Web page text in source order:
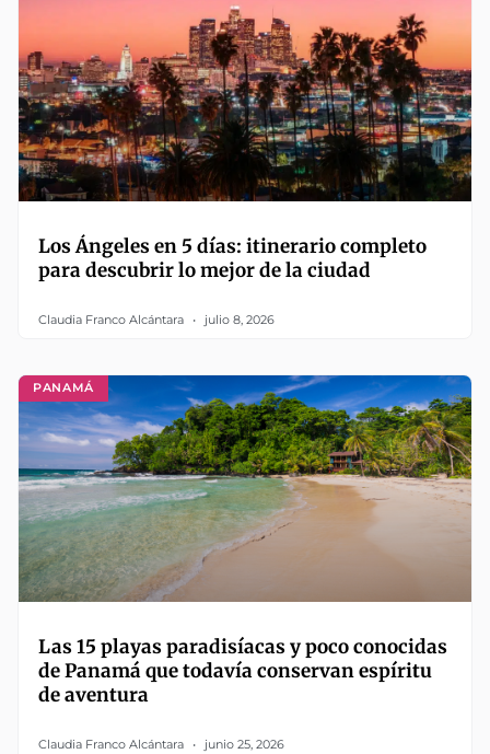
Los Ángeles en 5 días: itinerario completo
para descubrir lo mejor de la ciudad
Claudia Franco Alcántara julio 8, 2026
PANAMÁ
Las 15 playas paradisíacas y poco conocidas
de Panamá que todavía conservan espíritu
de aventura
Claudia Franco Alcántara junio 25, 2026